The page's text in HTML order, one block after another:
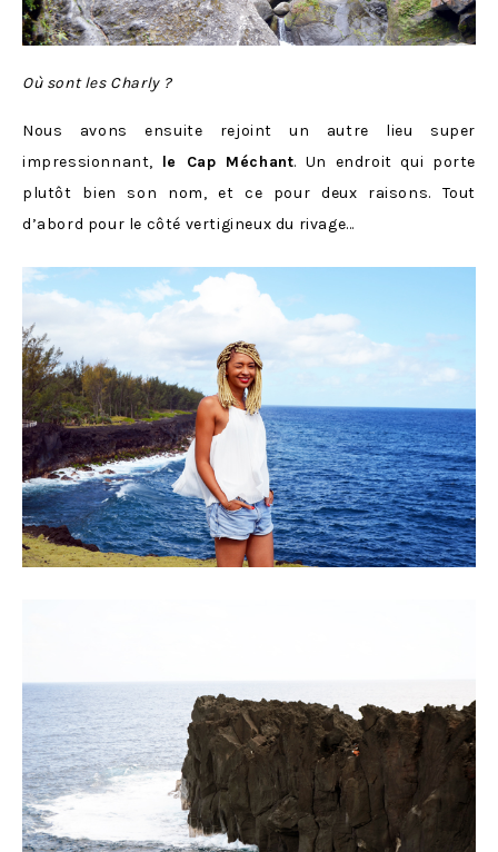
Où sont les Charly ?
Nous avons ensuite rejoint un autre lieu super
impressionnant, le Cap Méchant. Un endroit qui porte
plutôt bien son nom, et ce pour deux raisons. Tout
d’abord pour le côté vertigineux du rivage…